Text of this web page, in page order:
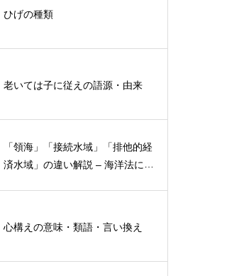
ひげの種類
老いては子に従えの語源・由来
「領海」「接続水域」「排他的経
済水域」の違い解説 – 海洋法にお
心構えの意味・類語・言い換え